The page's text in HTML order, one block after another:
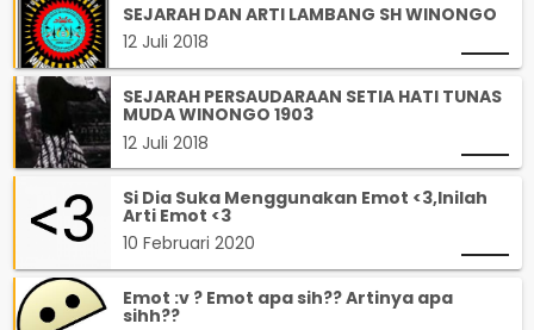
SEJARAH DAN ARTI LAMBANG SH WINONGO
12 Juli 2018
SEJARAH PERSAUDARAAN SETIA HATI TUNAS
MUDA WINONGO 1903
12 Juli 2018
Si Dia Suka Menggunakan Emot <3,Inilah
Arti Emot <3
10 Februari 2020
Emot :v ? Emot apa sih?? Artinya apa
sihh??